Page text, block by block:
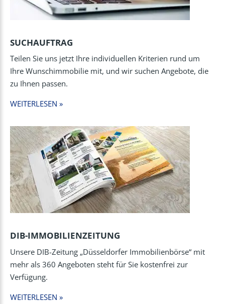
SUCHAUFTRAG
Teilen Sie uns jetzt Ihre individuellen Kriterien rund um
Ihre Wunschimmobilie mit, und wir suchen Angebote, die
zu Ihnen passen.
WEITERLESEN »
DIB-IMMOBILIENZEITUNG
Unsere DIB-Zeitung „Düsseldorfer Immobilienbörse“ mit
mehr als 360 Angeboten steht für Sie kostenfrei zur
Verfügung.
WEITERLESEN »